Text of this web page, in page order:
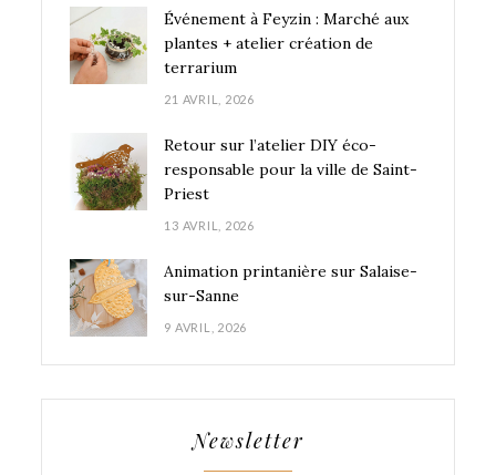
Événement à Feyzin : Marché aux
plantes + atelier création de
terrarium
21 AVRIL, 2026
Retour sur l’atelier DIY éco-
responsable pour la ville de Saint-
Priest
13 AVRIL, 2026
Animation printanière sur Salaise-
sur-Sanne
9 AVRIL, 2026
Newsletter